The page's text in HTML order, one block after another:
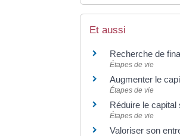
Et aussi
Recherche de
Étapes de vie
Augmenter le
Étapes de vie
Réduire le
Étapes de vie
Valoriser son